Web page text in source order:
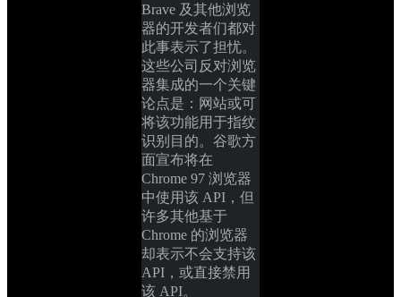
Brave 及其他浏览
器的开发者们都对
此事表示了担忧。
这些公司反对浏览
器集成的一个关键
论点是：网站或可
将该功能用于指纹
识别目的。谷歌方
面宣布将在
Chrome 97 浏览器
中使用该 API，但
许多其他基于
Chrome 的浏览器
却表示不会支持该
API，或直接禁用
该 API。